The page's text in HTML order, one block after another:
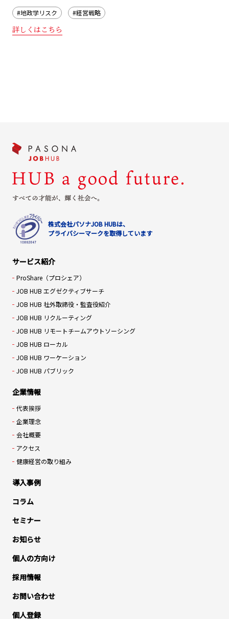
#地政学リスク #経営戦略
詳しくはこちら
株式会社パソナJOB HUBは、
プライバシーマークを取得しています
サービス紹介
ProShare（プロシェア）
JOB HUB エグゼクティブサーチ
JOB HUB 社外取締役・監査役紹介
JOB HUB リクルーティング
JOB HUB リモートチームアウトソーシング
JOB HUB ローカル
JOB HUB ワーケーション
JOB HUB パブリック
企業情報
代表挨拶
企業理念
会社概要
アクセス
健康経営の取り組み
導入事例
コラム
セミナー
お知らせ
個人の方向け
採用情報
お問い合わせ
個人登録